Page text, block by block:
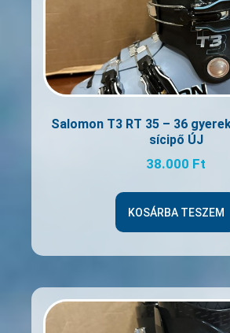
Salomon T3 RT 35 – 36
sícipő ÚJ
38.000 Ft
KOSÁRBA TESZEM